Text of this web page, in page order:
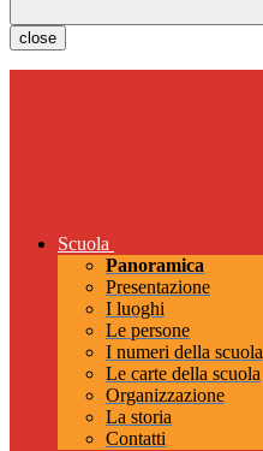
close
Scuola
Panoramica
Presentazione
I luoghi
Le persone
I numeri della scuola
Le carte della scuola
Organizzazione
La storia
Contatti